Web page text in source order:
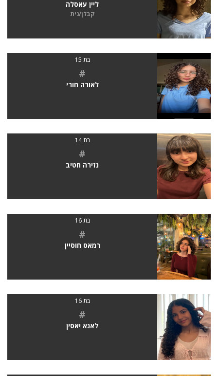
ליין עאסלה
קבלן/נית
בת 15
#
לאורה חורי
בת 14
#
נזירה חטיב
בת 16
#
רמאס חוסיין
בת 16
#
לאנא יאסין